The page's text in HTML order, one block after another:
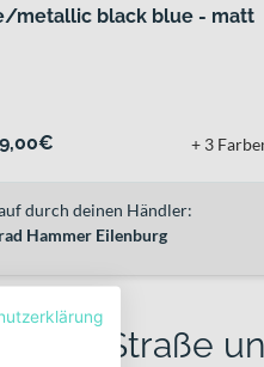
metallic black blue - matt
+ 3
durch deinen Händler:
Hammer Eilenburg
Trail, Straße